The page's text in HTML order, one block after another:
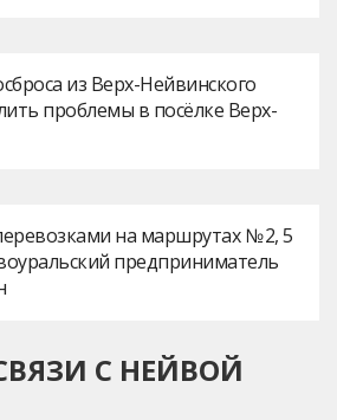
из Верх-Нейвинского
проблемы в посёлке Верх-
на маршрутах № 2, 5
предприниматель
С НЕЙВОЙ